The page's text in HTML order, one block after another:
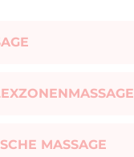
MASSAGE